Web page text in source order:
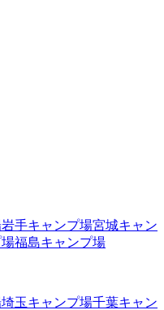
岩手キャンプ場宮城キャン
福島キャンプ場
埼玉キャンプ場千葉キャン